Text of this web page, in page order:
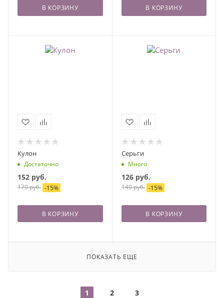
В КОРЗИНУ В КОРЗИНУ
Кулон
Достаточно
152 руб.
179руб. -15%
В КОРЗИНУ
Серьги
Много
126руб.
149руб. -15%
В КОРЗИНУ
ПОКАЗАТЬ ЕЩЕ
1 2 3